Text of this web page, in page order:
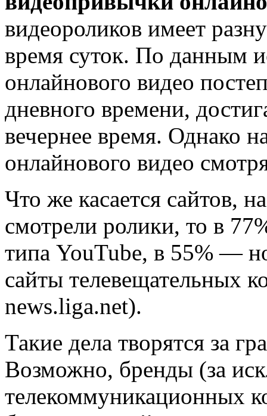
видеороликов имеет
время суток. По данным
онлайнового видео
дневного времени,
вечернее время. Однако
онлайнового видео
Что же касается сайтов,
смотрели ролики, то в
типа YouTube, в 55% —
сайты телевещательных
news.liga.net).
Такие дела творятся за
Возможно, бренды (за
телекоммуникационных